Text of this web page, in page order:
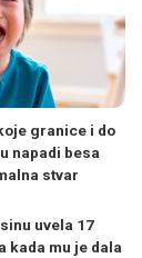
granice i do
napadi besa
stvar
uvela 17
kada mu je dala